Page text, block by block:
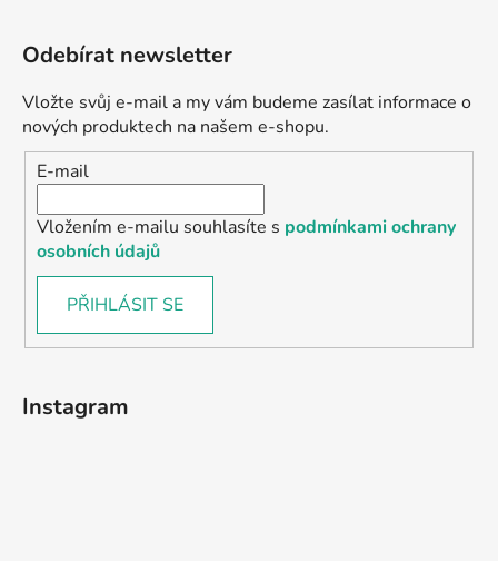
Odebírat newsletter
Vložte svůj e-mail a my vám budeme zasílat informace o
nových produktech na našem e-shopu.
E-mail
Vložením e-mailu souhlasíte s podmínkami ochrany
osobních údajů
PŘIHLÁSIT SE
Instagram